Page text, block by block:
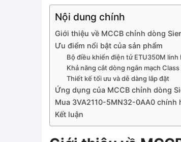
Nội dung chính
Giới thiệu về MCCB chỉnh dòng
Ưu điểm nổi bật của sản phẩm
Bộ điều khiển điện tử ETU350M linh
Khả năng cắt dòng ngắn mạch
Thiết kế tối ưu và dễ dàng lắp đặt
Ứng dụng của MCCB chỉnh dòng
Mua 3VA2110-5MN32-0AA0 chính
Kết luận